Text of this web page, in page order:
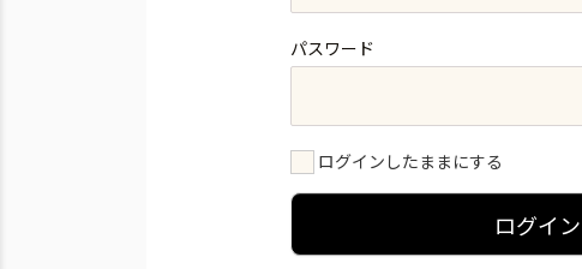
パスワード
ログインしたままにする
ログイン